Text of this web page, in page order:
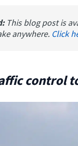
This blog post is
anywhere. Click
control